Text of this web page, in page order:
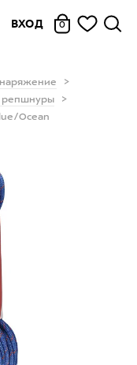
ВХОД 0
репшнуры
Ocean